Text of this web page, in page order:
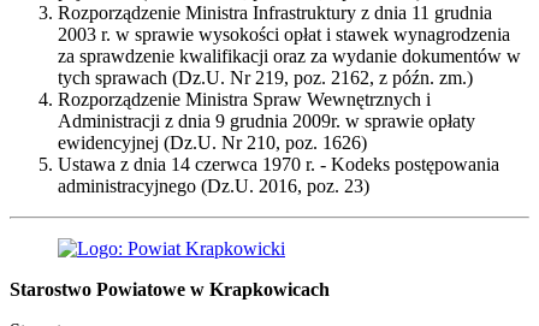
Rozporządzenie Ministra Infrastruktury z dnia 11 grudnia
2003 r. w sprawie wysokości opłat i stawek wynagrodzenia
za sprawdzenie kwalifikacji oraz za wydanie dokumentów w
tych sprawach (Dz.U. Nr 219, poz. 2162, z późn. zm.)
Rozporządzenie Ministra Spraw Wewnętrznych i
Administracji z dnia 9 grudnia 2009r. w sprawie opłaty
ewidencyjnej (Dz.U. Nr 210, poz. 1626)
Ustawa z dnia 14 czerwca 1970 r. - Kodeks postępowania
administracyjnego (Dz.U. 2016, poz. 23)
Starostwo Powiatowe w Krapkowicach